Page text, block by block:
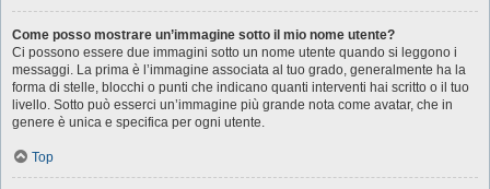
Come posso mostrare un’immagine sotto il mio nome utente?
Ci possono essere due immagini sotto un nome utente quando si leggono i
messaggi. La prima è l’immagine associata al tuo grado, generalmente ha la
forma di stelle, blocchi o punti che indicano quanti interventi hai scritto o il tuo
livello. Sotto può esserci un’immagine più grande nota come avatar, che in
genere è unica e specifica per ogni utente.
Top